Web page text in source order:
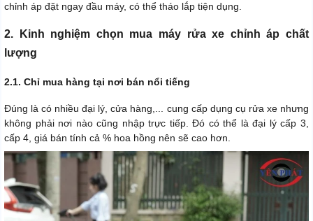
chỉnh áp đặt ngay đầu máy, có thể tháo lắp tiện dụng.
2. Kinh nghiệm chọn mua máy rửa xe chỉnh áp chất
lượng
2.1. Chỉ mua hàng tại nơi bán nổi tiếng
Đúng là có nhiều đại lý, cửa hàng,... cung cấp dụng cụ rửa xe nhưng
không phải nơi nào cũng nhập trực tiếp. Đó có thể là đại lý cấp 3,
cấp 4, giá bán tính cả % hoa hồng nên sẽ cao hơn.